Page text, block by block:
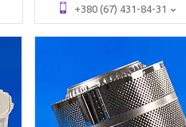
+380 (67) 431-84-31